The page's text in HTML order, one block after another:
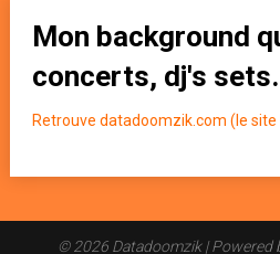
Mon background
concerts, dj's
Retrouve datadoomzik.com (le
© 2026 Datadoomzik| Powered